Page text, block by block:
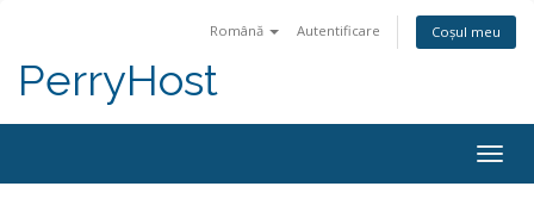
Română Autentificare Coșul meu
PerryHost